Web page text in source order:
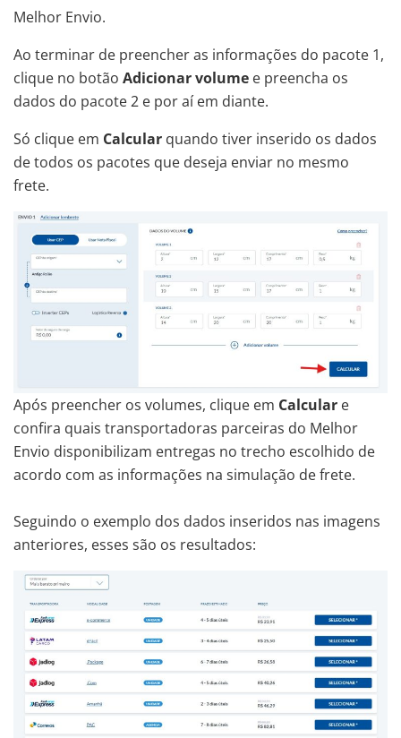
Melhor Envio.
Ao terminar de preencher as informações do pacote 1,
clique no botão Adicionar volume e preencha os
dados do pacote 2 e por aí em diante.
Só clique em Calcular quando tiver inserido os dados
de todos os pacotes que deseja enviar no mesmo
frete.
Após preencher os volumes, clique em Calcular e
confira quais transportadoras parceiras do Melhor
Envio disponibilizam entregas no trecho escolhido de
acordo com as informações na simulação de frete.
Seguindo o exemplo dos dados inseridos nas imagens
anteriores, esses são os resultados: